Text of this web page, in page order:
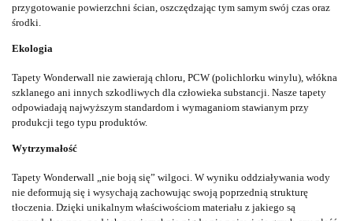
przygotowanie powierzchni ścian, oszczędzając tym samym swój czas oraz
środki.
Ekologia
Tapety Wonderwall nie zawierają chloru, PCW (polichlorku winylu), włókna
szklanego ani innych szkodliwych dla człowieka substancji. Nasze tapety
odpowiadają najwyższym standardom i wymaganiom stawianym przy
produkcji tego typu produktów.
Wytrzymałość
Tapety Wonderwall „nie boją się” wilgoci. W wyniku oddziaływania wody
nie deformują się i wysychają zachowując swoją poprzednią strukturę
tłoczenia. Dzięki unikalnym właściwościom materiału z jakiego są